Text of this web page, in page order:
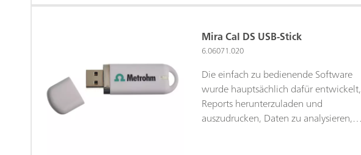
Mira Cal DS USB-Stick
6.06071.020
Die einfach zu bedienende Software
wurde hauptsächlich dafür entwickelt,
Reports herunterzuladen und
auszudrucken, Daten zu analysieren,